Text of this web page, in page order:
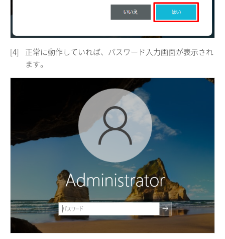
[4]
正常に動作していれば、パスワード入力画面が表示され
ます。